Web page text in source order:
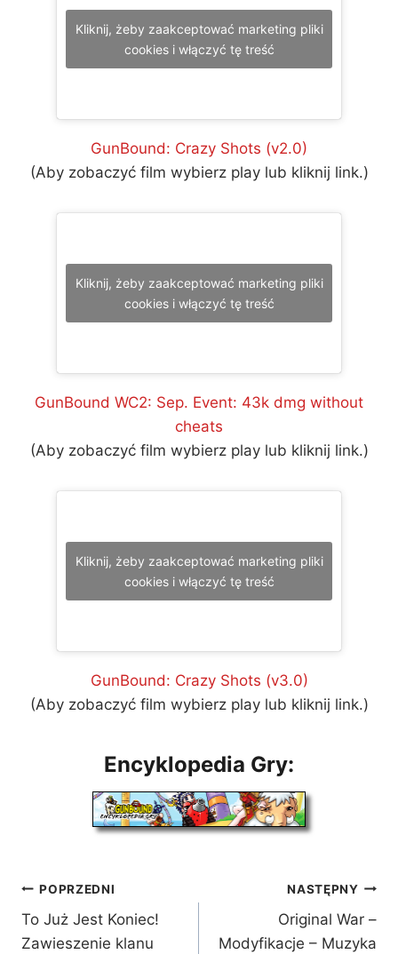
Kliknij, żeby zaakceptować marketing pliki
cookies i włączyć tę treść
GunBound: Crazy Shots (v2.0)
(Aby zobaczyć film wybierz play lub kliknij link.)
Kliknij, żeby zaakceptować marketing pliki
cookies i włączyć tę treść
GunBound WC2: Sep. Event: 43k dmg without
cheats
(Aby zobaczyć film wybierz play lub kliknij link.)
Kliknij, żeby zaakceptować marketing pliki
cookies i włączyć tę treść
GunBound: Crazy Shots (v3.0)
(Aby zobaczyć film wybierz play lub kliknij link.)
Encyklopedia Gry:
Nawigacja
wpisu
POPRZEDNI
To Już Jest Koniec!
Zawieszenie klanu
NASTĘPNY
Original War –
Modyfikacje – Muzyka